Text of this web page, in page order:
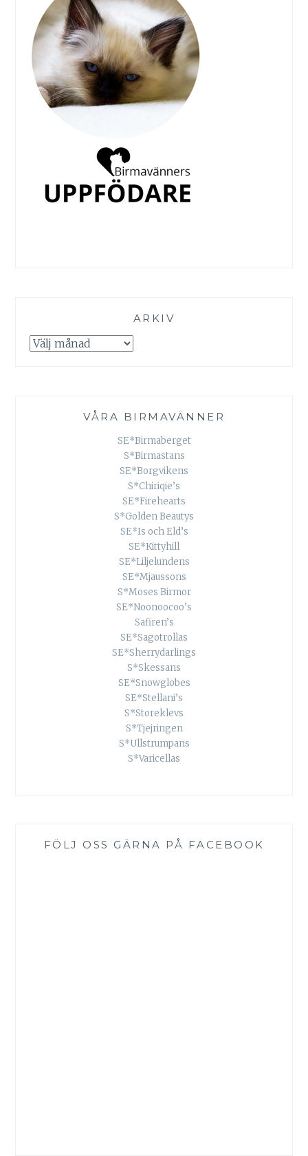
ARKIV
Arkiv
VÅRA BIRMAVÄNNER
SE*Birmaberget
S*Birmastans
SE*Borgvikens
S*Chiriqie’s
SE*Firehearts
S*Golden Beautys
SE*Is och Eld’s
SE*Kittyhill
SE*Liljelundens
SE*Mjaussons
S*Moses Birmor
SE*Noonoocoo’s
Safiren’s
SE*Sagotrollas
SE*Sherrydarlings
S*Skessans
SE*Snowglobes
SE*Stellani’s
S*Storeklevs
S*Tjejringen
S*Ullstrumpans
S*Varicellas
FÖLJ OSS GÄRNA PÅ FACEBOOK